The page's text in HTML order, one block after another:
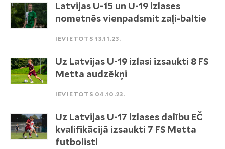
Latvijas U-15 un U-19 izlases
nometnēs vienpadsmit zaļi-baltie
IEVIETOTS 13.11.23.
Uz Latvijas U-19 izlasi izsaukti 8 FS
Metta audzēkņi
IEVIETOTS 04.10.23.
Uz Latvijas U-17 izlases dalību EČ
kvalifikācijā izsaukti 7 FS Metta
futbolisti